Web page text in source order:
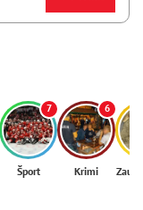
7
Šport
6
Krimi